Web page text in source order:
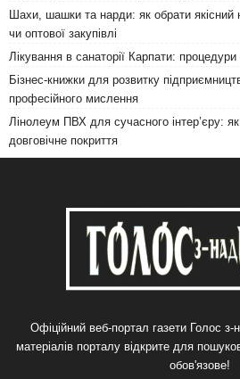
Шахи, шашки та нарди: як обрати
чи оптової закупівлі
Лікування в санаторії Карпати: процедури
Бізнес-книжки для розвитку
професійного мислення
Лінолеум ПВХ для сучасного інтер’єру:
довговічне покриття
Офіційний веб-портал газети Голос з-
матеріалів порталу відкрите для
обов'язове!